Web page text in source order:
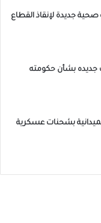
جديدة لإنقاذ القطاع
جديده بشأن حكومته
بشحنات عسكرية